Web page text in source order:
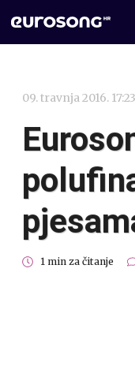
09. travnja 2016. 17:23
1 min za čitanje